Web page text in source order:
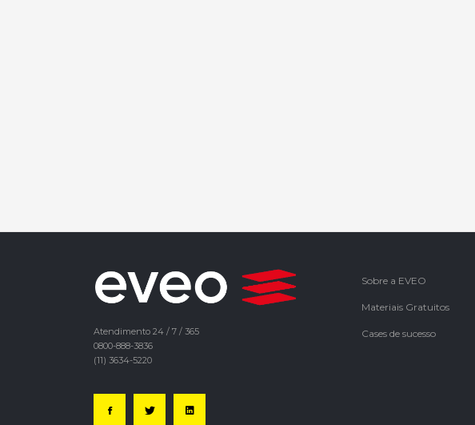
Atendimento 24 / 7 / 365
0800-888-3836
(11) 3634-5220
Sobre a EVEO
Materiais Gratuitos
Cases de sucesso